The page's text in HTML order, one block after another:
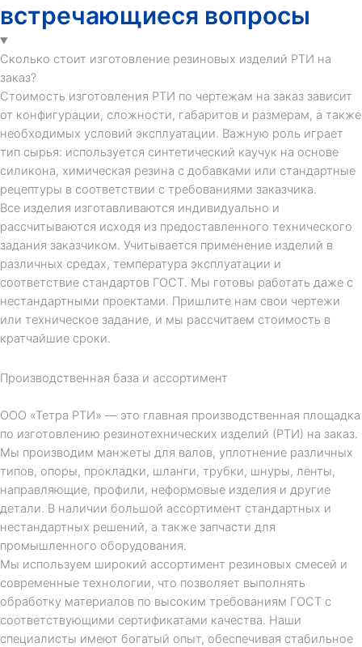
встречающиеся вопросы
Сколько стоит изготовление резиновых изделий РТИ на
заказ?
Стоимость изготовления РТИ по чертежам на заказ зависит
от конфигурации, сложности, габаритов и размерам, а также
необходимых условий эксплуатации. Важную роль играет
тип сырья: используется синтетический каучук на основе
силикона, химическая резина с добавками или стандартные
рецептуры в соответствии с требованиями заказчика.
Все изделия изготавливаются индивидуально и
рассчитываются исходя из предоставленного технического
задания заказчиком. Учитывается применение изделий в
различных средах, температура эксплуатации и
соответствие стандартов ГОСТ. Мы готовы работать даже с
нестандартными проектами. Пришлите нам свои чертежи
или техническое задание, и мы рассчитаем стоимость в
кратчайшие сроки.
Производственная база и ассортимент
ООО «Тетра РТИ» — это главная производственная площадка
по изготовлению резинотехнических изделий (РТИ) на заказ.
Мы производим манжеты для валов, уплотнение различных
типов, опоры, прокладки, шланги, трубки, шнуры, ленты,
направляющие, профили, неформовые изделия и другие
детали. В наличии большой ассортимент стандартных и
нестандартных решений, а также запчасти для
промышленного оборудования.
Мы используем широкий ассортимент резиновых смесей и
современные технологии, что позволяет выполнять
обработку материалов по высоким требованиям ГОСТ с
соответствующими сертификатами качества. Наши
специалисты имеют богатый опыт, обеспечивая стабильное